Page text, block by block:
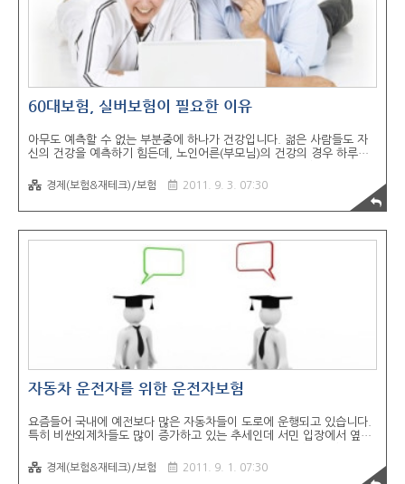
60대보험, 실버보험이 필요한 이유
아무도 예측할 수 없는 부분중에 하나가 건강입니다. 젊은 사람들도 자
신의 건강을 예측하기 힘든데, 노인어른(부모님)의 건강의 경우 하루가
약할 수 없는 것이 현실입니다. 노인어른(부모님)의 경우 아린아이 혹은
성인과 다르게 체력이나 면역력에 있어서 능력이 감퇴되어 있습니다. 그
렇기 때문에 작은 질병, 관절염, 근육통에도 많은 병이 생길 수 있습니
편하셔서 말씀을 하시지 못하는 경우가 태반입니다. 이런 상황을 봤을때
부모님의 마음을 먼저 헤아리는 자녀라면 실버보험등으로 미리미리 대
통계자료를 살펴보면 5..
경제(보험&재테크)/보험 2011. 9. 3. 07:30
자동차 운전자를 위한 운전자보험
요즘들어 국내에 예전보다 많은 자동차들이 도로에 운행되고 있습니다.
특히 비싼외제차들도 많이 증가하고 있는 추세인데 서민 입장에서 옆에
한번 사고가 나가되면 그 금액은 상상할 수 없는 금액이 되기 때문입니
다. 이러한 운전중 사고를 위해 생긴 보험중에 운전자 보험이 있습니다.
경제(보험&재테크)/보험 2011. 9. 1. 07:30